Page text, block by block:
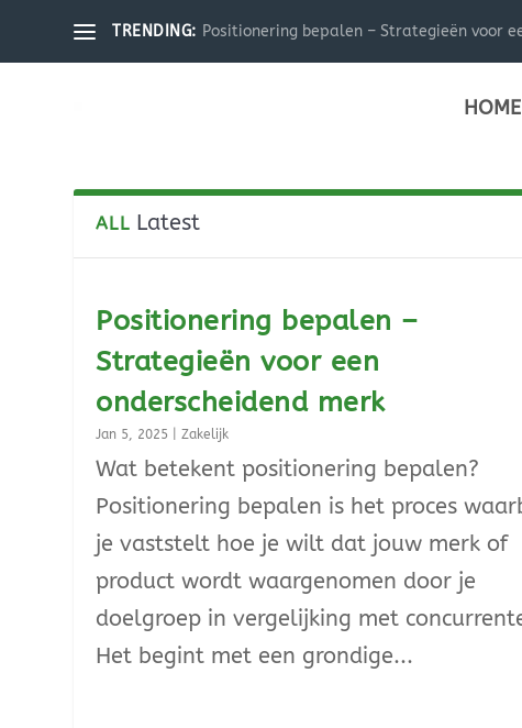
TRENDING: Positionering bepalen – Strategieën voor
HOME
ALL Latest
Positionering bepalen –
Strategieën voor een
onderscheidend merk
Jan 5, 2025 |Zakelijk
Wat betekent positionering bepalen?
Positionering bepalen is het proces
je vaststelt hoe je wilt dat jouw merk of
product wordt waargenomen door je
doelgroep in vergelijking met
Het begint met een grondige...